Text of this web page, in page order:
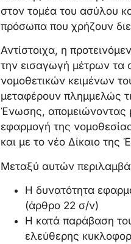
στον τομέα του ασύλου
πρόσωπα που χρήζουν
Αντίστοιχα, η
την εισαγωγή μέτρων τα
νομοθετικών κειμένων
μεταφέρουν πλημμελώς
Ένωσης, απομειώνοντας
εφαρμογή της
και με το νέο Δίκαιο της
Μεταξύ αυτών
Η δυνατότητα
(άρθρο 22 σ/ν)
Η κατά παράβαση
ελεύθερης